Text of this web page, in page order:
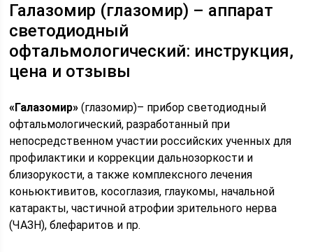
Галазомир (глазомир) – аппарат
светодиодный
офтальмологический: инструкция,
цена и отзывы
«Галазомир» (глазомир)– прибор светодиодный
офтальмологический, разработанный при
непосредственном участии российских ученных для
профилактики и коррекции дальнозоркости и
близорукости, а также комплексного лечения
коньюктивитов, косоглазия, глаукомы, начальной
катаракты, частичной атрофии зрительного нерва
(ЧАЗН), блефаритов и пр.